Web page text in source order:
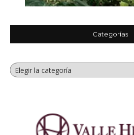
Categorías
Categorías